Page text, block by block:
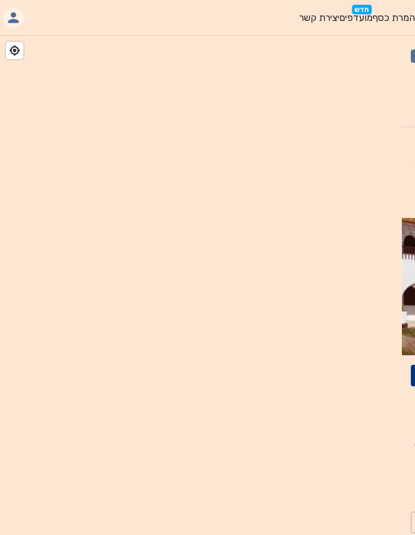
המרת כסף
חדש
מועדפיםיצירת קשר